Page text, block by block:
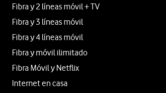
Fibra y 2 líneas móvil + TV
Fibra y 3 líneas móvil
Fibra y 4 líneas móvil
Fibra y móvil ilimitado
Fibra Móvil y Netflix
Internet en casa